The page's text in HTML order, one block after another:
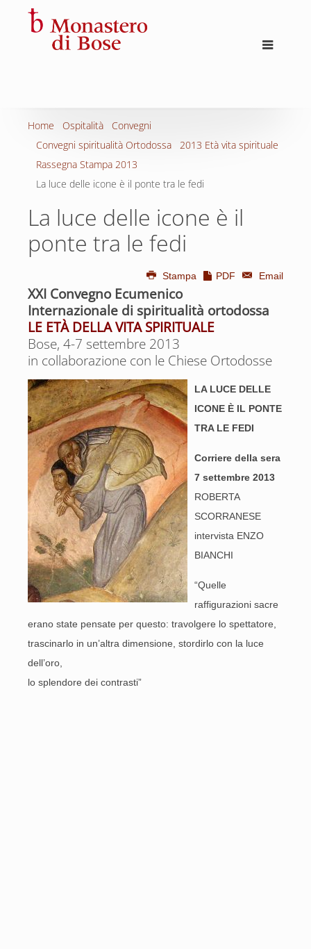
Home Ospitalità
Convegni
Convegni spiritualità Ortodossa
2013 Età vita spirituale
Rassegna Stampa 2013
La luce delle icone è il ponte tra le fedi
La luce delle icone è il
ponte tra le fedi
Stampa PDF Email
XXI Convegno Ecumenico
Internazionale di spiritualità ortodossa
LE ETÀ DELLA VITA SPIRITUALE
Bose, 4-7 settembre 2013
in collaborazione con le Chiese Ortodosse
LA LUCE DELLE
ICONE È IL PONTE
TRA LE FEDI
Corriere della sera
7 settembre 2013
ROBERTA
SCORRANESE
intervista ENZO
BIANCHI
“Quelle
raffigurazioni sacre
erano state pensate per questo: travolgere lo spettatore,
trascinarlo in un’altra dimensione, stordirlo con la luce
dell’oro,
lo splendore dei contrasti”